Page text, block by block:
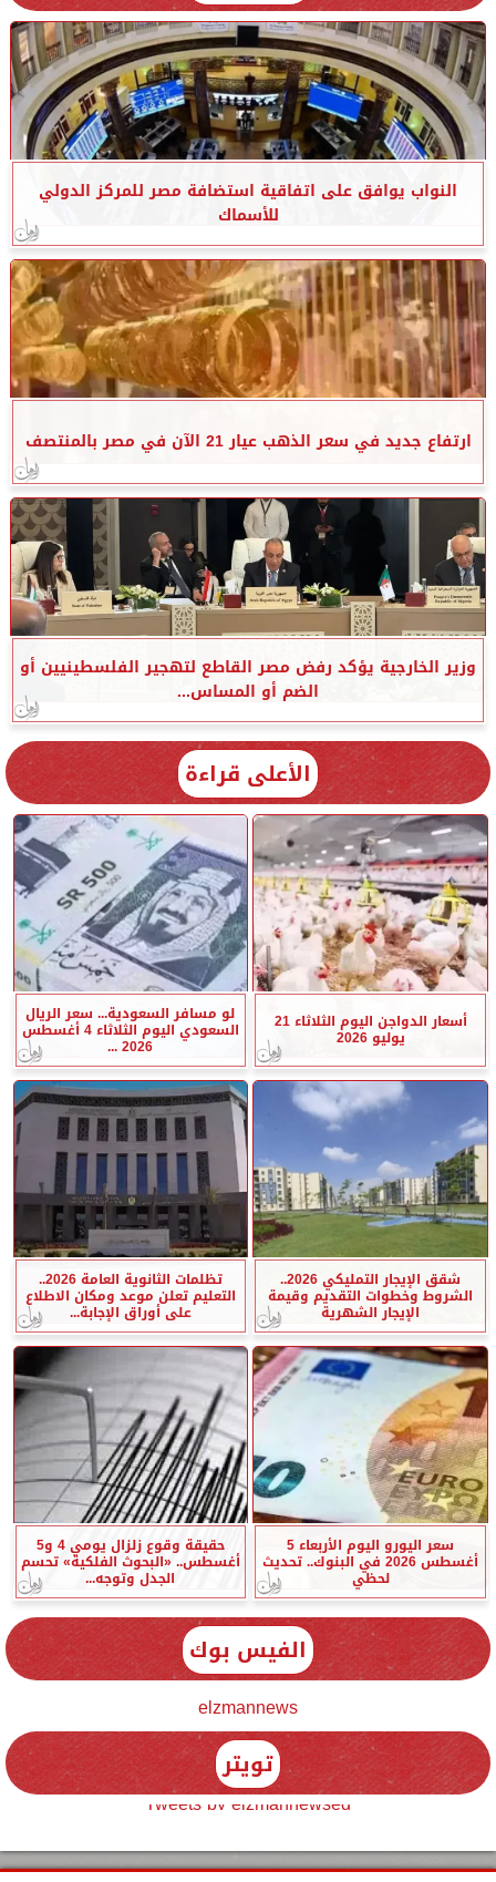
النواب يوافق على اتفاقية استضافة مصر للمركز الدولي
للأسماك
ارتفاع جديد في سعر الذهب عيار 21 الآن في مصر بالمنتصف
وزير الخارجية يؤكد رفض مصر القاطع لتهجير الفلسطينيين أو
الضم أو المساس...
الأعلى قراءة
أسعار الدواجن اليوم الثلاثاء 21
يوليو 2026
لو مسافر السعودية... سعر الريال
السعودي اليوم الثلاثاء 4 أغسطس
2026 ...
شقق الإيجار التمليكي 2026..
الشروط وخطوات التقديم وقيمة
الإيجار الشهرية
تظلمات الثانوية العامة 2026..
التعليم تعلن موعد ومكان الاطلاع
على أوراق الإجابة...
سعر اليورو اليوم الأربعاء 5
أغسطس 2026 في البنوك.. تحديث
لحظي
حقيقة وقوع زلزال يومي 4 و5
أغسطس.. «البحوث الفلكية» تحسم
الجدل وتوجه...
الفيس بوك
elzmannews
تويتر
Tweets by elzmannewseg